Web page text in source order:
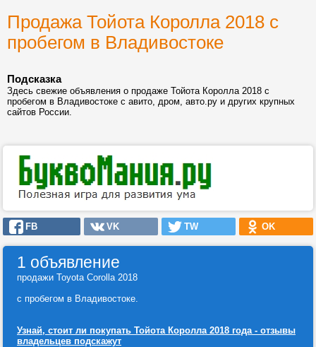
Продажа Тойота Королла 2018 с
пробегом в Владивостоке
Подсказка
Здесь свежие объявления о продаже Тойота Королла 2018 с
пробегом в Владивостоке с авито, дром, авто.ру и других крупных
сайтов России.
FB VK TW OK
1 объявление
продажи Toyota Corolla 2018
с пробегом в Владивостоке.
Узнай, стоит ли покупать Тойота Королла 2018 года - отзывы
владельцев подскажут